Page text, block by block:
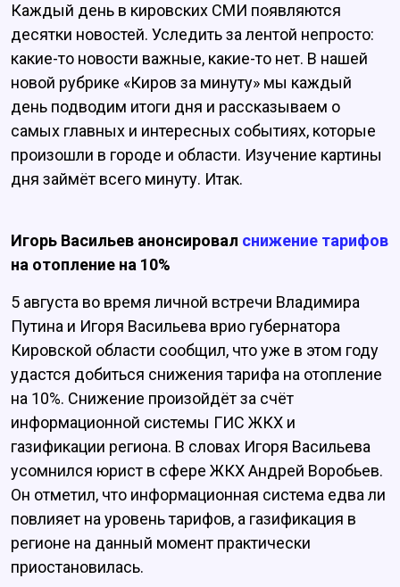
Каждый день в кировских СМИ появляются
десятки новостей. Уследить за лентой непросто:
какие-то новости важные, какие-то нет. В нашей
новой рубрике «Киров за минуту» мы каждый
день подводим итоги дня и рассказываем о
самых главных и интересных событиях, которые
произошли в городе и области. Изучение картины
дня займёт всего минуту. Итак.
Игорь Васильев анонсировал снижение тарифов
на отопление на 10%
5 августа во время личной встречи Владимира
Путина и Игоря Васильева врио губернатора
Кировской области сообщил, что уже в этом году
удастся добиться снижения тарифа на отопление
на 10%. Снижение произойдёт за счёт
информационной системы ГИС ЖКХ и
газификации региона. В словах Игоря Васильева
усомнился юрист в сфере ЖКХ Андрей Воробьев.
Он отметил, что информационная система едва ли
повлияет на уровень тарифов, а газификация в
регионе на данный момент практически
приостановилась.